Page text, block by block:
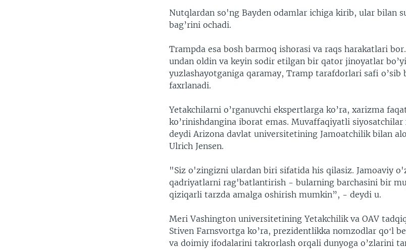
Nutqlardan so'ng Bayden odamlar ichiga kirib, ular bilan
bag’rini ochadi.
Trampda esa bosh barmoq ishorasi va raqs harakatlari
undan oldin va keyin sodir etilgan bir qator jinoyatlar
yuzlashayotganiga qaramay, Tramp tarafdorlari safi o’sib
faxrlanadi.
Yetakchilarni o’rganuvchi ekspertlarga ko’ra, xarizma
ko’rinishdangina iborat emas. Muvaffaqiyatli
deydi Arizona davlat universitetining Jamoatchilik bilan
Ulrich Jensen.
"Siz o'zingizni ulardan biri sifatida his qilasiz. Jamoaviy
qadriyatlarni rag'batlantirish - bularning barchasini bir
qiziqarli tarzda amalga oshirish mumkin”, - deydi u.
Meri Vashington universitetining Yetakchilik va OAV
Stiven Farnsvortga ko’ra, prezidentlikka nomzodlar qoʻl
va doimiy ifodalarini takrorlash orqali dunyoga o’zlarini